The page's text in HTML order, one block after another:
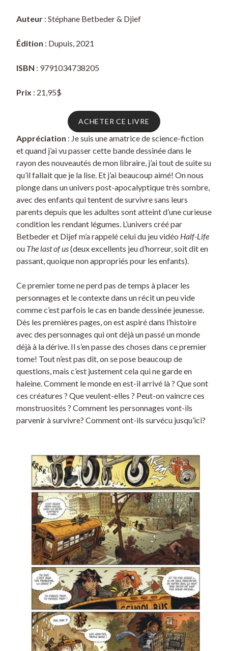
Auteur : Stéphane Betbeder & Djief
Édition : Dupuis, 2021
ISBN : 9791034738205
Prix : 21,95$
ACHETER CE LIVRE
Appréciation : Je suis une amatrice de science-fiction
et quand j’ai vu passer cette bande dessinée dans le
rayon des nouveautés de mon libraire, j’ai tout de suite su
qu’il fallait que je la lise. Et j’ai beaucoup aimé! On nous
plonge dans un univers post-apocalyptique très sombre,
avec des enfants qui tentent de survivre sans leurs
parents depuis que les adultes sont atteint d’une curieuse
condition les rendant légumes. L’univers créé par
Betbeder et Dijef m’a rappelé celui du jeu vidéo Half-Life
ou The last of us(deux excellents jeu d’horreur, soit dit en
passant, quoique non appropriés pour les enfants).
Ce premier tome ne perd pas de temps à placer les
personnages et le contexte dans un récit un peu vide
comme c’est parfois le cas en bande dessinée jeunesse.
Dès les premières pages, on est aspiré dans l’histoire
avec des personnages qui ont déjà un passé un monde
déjà à la dérive. Il s’en passe des choses dans ce premier
tome! Tout n’est pas dit, on se pose beaucoup de
questions, mais c’est justement cela qui ne garde en
haleine. Comment le monde en est-il arrivé là ? Que sont
ces créatures ? Que veulent-elles ? Peut-on vaincre ces
monstruosités ? Comment les personnages vont-ils
parvenir à survivre? Comment ont-ils survécu jusqu’ici?